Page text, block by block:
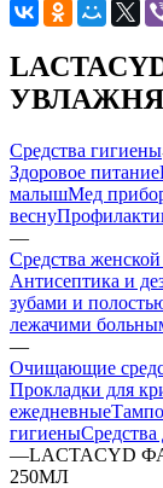
Средства гигиены
Здоровое питание
малышМед
весну
—
Средства
Антисептика и
зубами и
лежачими
—
Очищающие
Прокладки для
ежедневные
гигиены
—LACTACYD
250МЛ